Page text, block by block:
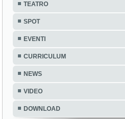
TEATRO
SPOT
EVENTI
CURRICULUM
NEWS
VIDEO
DOWNLOAD